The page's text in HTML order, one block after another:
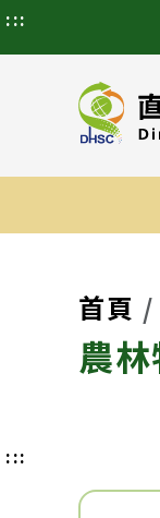
:::
首頁
農
:::